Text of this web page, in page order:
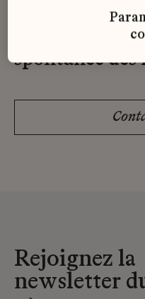
qui
Envoyez-
spontanée
Rejoignez la
newsletter